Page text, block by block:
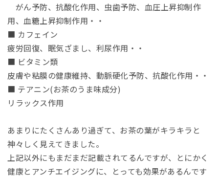
がん予防、抗酸化作用、虫歯予防、血圧上昇抑制作
用、血糖上昇抑制作用・・
■ カフェイン
疲労回復、眠気ざまし、利尿作用・・
■ ビタミン類
皮膚や粘膜の健康維持、動脈硬化予防、抗酸化作用・・
■ テアニン(お茶のうま味成分)
リラックス作用
あまりにたくさんあり過ぎて、お茶の葉がキラキラと
神々しく見えてきました。
上記以外にもまだまだ記載されてるんですが、とにかく
健康とアンチエイジングに、とっても効果があるんです